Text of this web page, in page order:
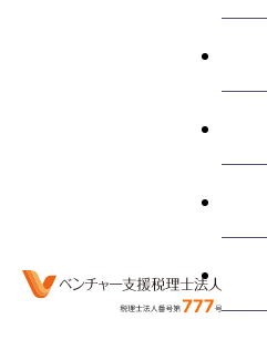
退職金を支払う
収の方法を教えて